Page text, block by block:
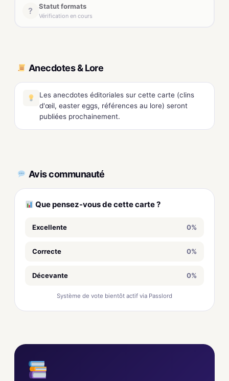
? Statut formats
Vérification en cours
Anecdotes & Lore
Les anecdotes éditoriales sur cette carte (clins
d'œil, easter eggs, références au lore) seront
publiées prochainement.
Avis communauté
Que pensez-vous de cette carte ?
Excellente 0%
Correcte 0%
Décevante 0%
Système de vote bientôt actif via Passlord